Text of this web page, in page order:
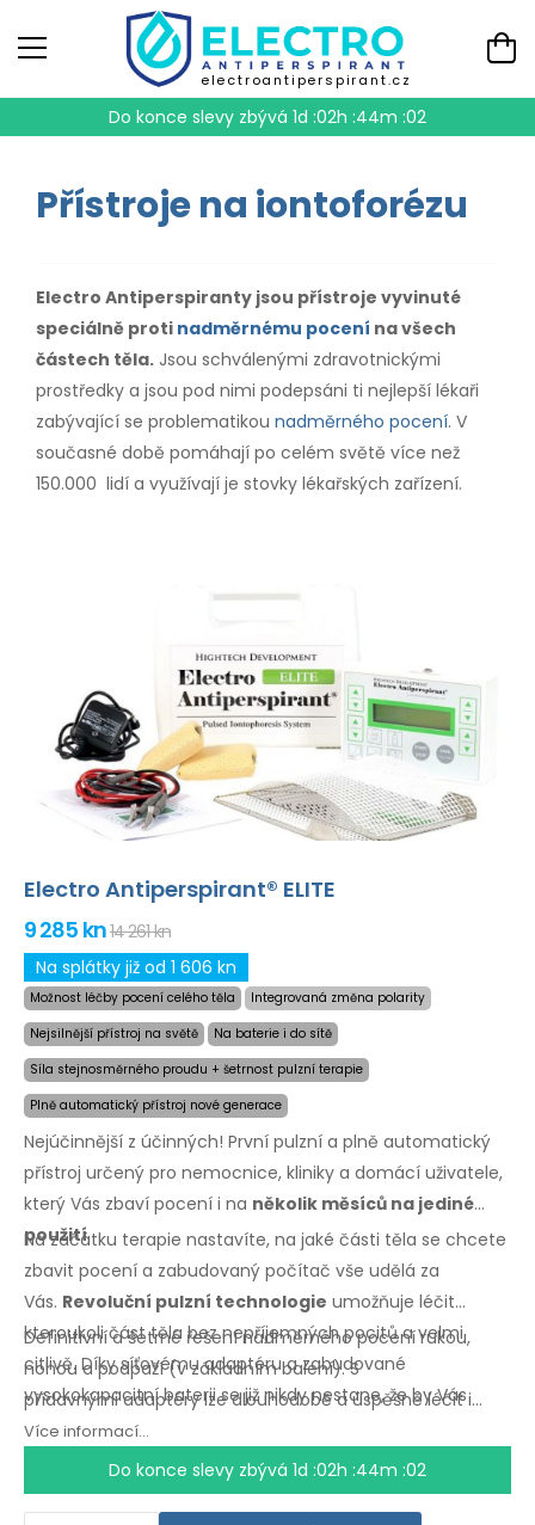
electroantiperspirant.cz
Do konce slevy zbývá1d :02h :44m :01
Přístroje na iontoforézu
Electro Antiperspiranty jsou přístroje vyvinuté
speciálně proti nadměrnému pocení na všech
částech těla. Jsou schválenými zdravotnickými
prostředky a jsou pod nimi podepsáni ti nejlepší lékaři
zabývající se problematikou nadměrného pocení. V
současné době pomáhají po celém světě více než
150.000 lidí a využívají je stovky lékařských zařízení.
Electro Antiperspirant® ELITE
9 285 kn14 261 kn
Na splátky již od 1 606 kn
Možnost léčby pocení celého těla
Integrovaná změna polarity
Nejsilnější přístroj na světě
Na baterie i do sítě
Síla stejnosměrného proudu + šetrnost pulzní terapie
Plně automatický přístroj nové generace
Nejúčinnější z účinných! První pulzní a plně automatický
přístroj určený pro nemocnice, kliniky a domácí uživatele,
který Vás zbaví pocení i na několik měsíců na jediné
použití.
Na začátku terapie nastavíte, na jaké části těla se chcete
zbavit pocení a zabudovaný počítač vše udělá za
Vás. Revoluční pulzní technologie umožňuje léčit
kteroukoli část těla bez nepříjemných pocitů a velmi
citlivě. Díky síťovému adaptéru a zabudované
vysokokapacitní baterii se již nikdy nestane, že by Vás
zaskočili vybité baterie.
Definitivní a šetrné řešení nadměrného pocení rukou,
nohou a podpaží(v základnímbalení).S
přídavnýmiadaptéry lze dlouhodobě a úspěšně léčit i
nadměrné pocení hlavy, čela, břicha, zad, hýždí,
a dalšíchčástí těla.Záruka vrácení peněz
případěnespokojenostia expresnídopravapo
Více informací...
Do konce slevy zbývá1d :02h :44m :01